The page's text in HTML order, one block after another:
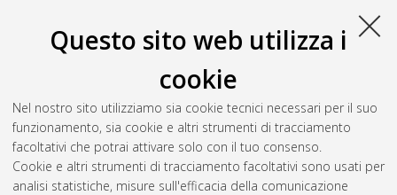
Questo sito web utilizza i
cookie
Nel nostro sito utilizziamo sia cookie tecnici necessari per il suo
funzionamento, sia cookie e altri strumenti di tracciamento
facoltativi che potrai attivare solo con il tuo consenso.
Cookie e altri strumenti di tracciamento facoltativi sono usati per
analisi statistiche, misure sull'efficacia della comunicazione
Numero di documenti:1.
Bazzocchi, Giovanni Giorgio ; Monari, Irene
Morelli, Agata(2023)Oli essenziali come repellenti
per Halyomorpha halys: prove olfattometriche e in laboratorio
in condizioni di scelta.In: CNIE 2023 - XXVII Congresso
Nazionale Italiano di Entomologia, 12-16 giugno 2023,
Palermo, Italia.